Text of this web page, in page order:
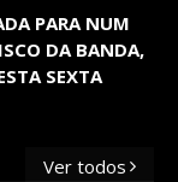
PARA NUM
DA BANDA,
SEXTA
Ver todos